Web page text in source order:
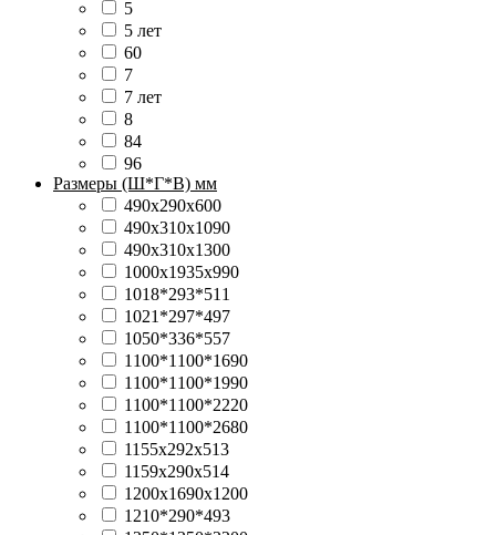
5
5 лет
60
7
7 лет
8
84
96
Размеры (Ш*Г*В) мм
490х290х600
490х310х1090
490х310х1300
1000х1935х990
1018*293*511
1021*297*497
1050*336*557
1100*1100*1690
1100*1100*1990
1100*1100*2220
1100*1100*2680
1155х292х513
1159х290х514
1200х1690х1200
1210*290*493